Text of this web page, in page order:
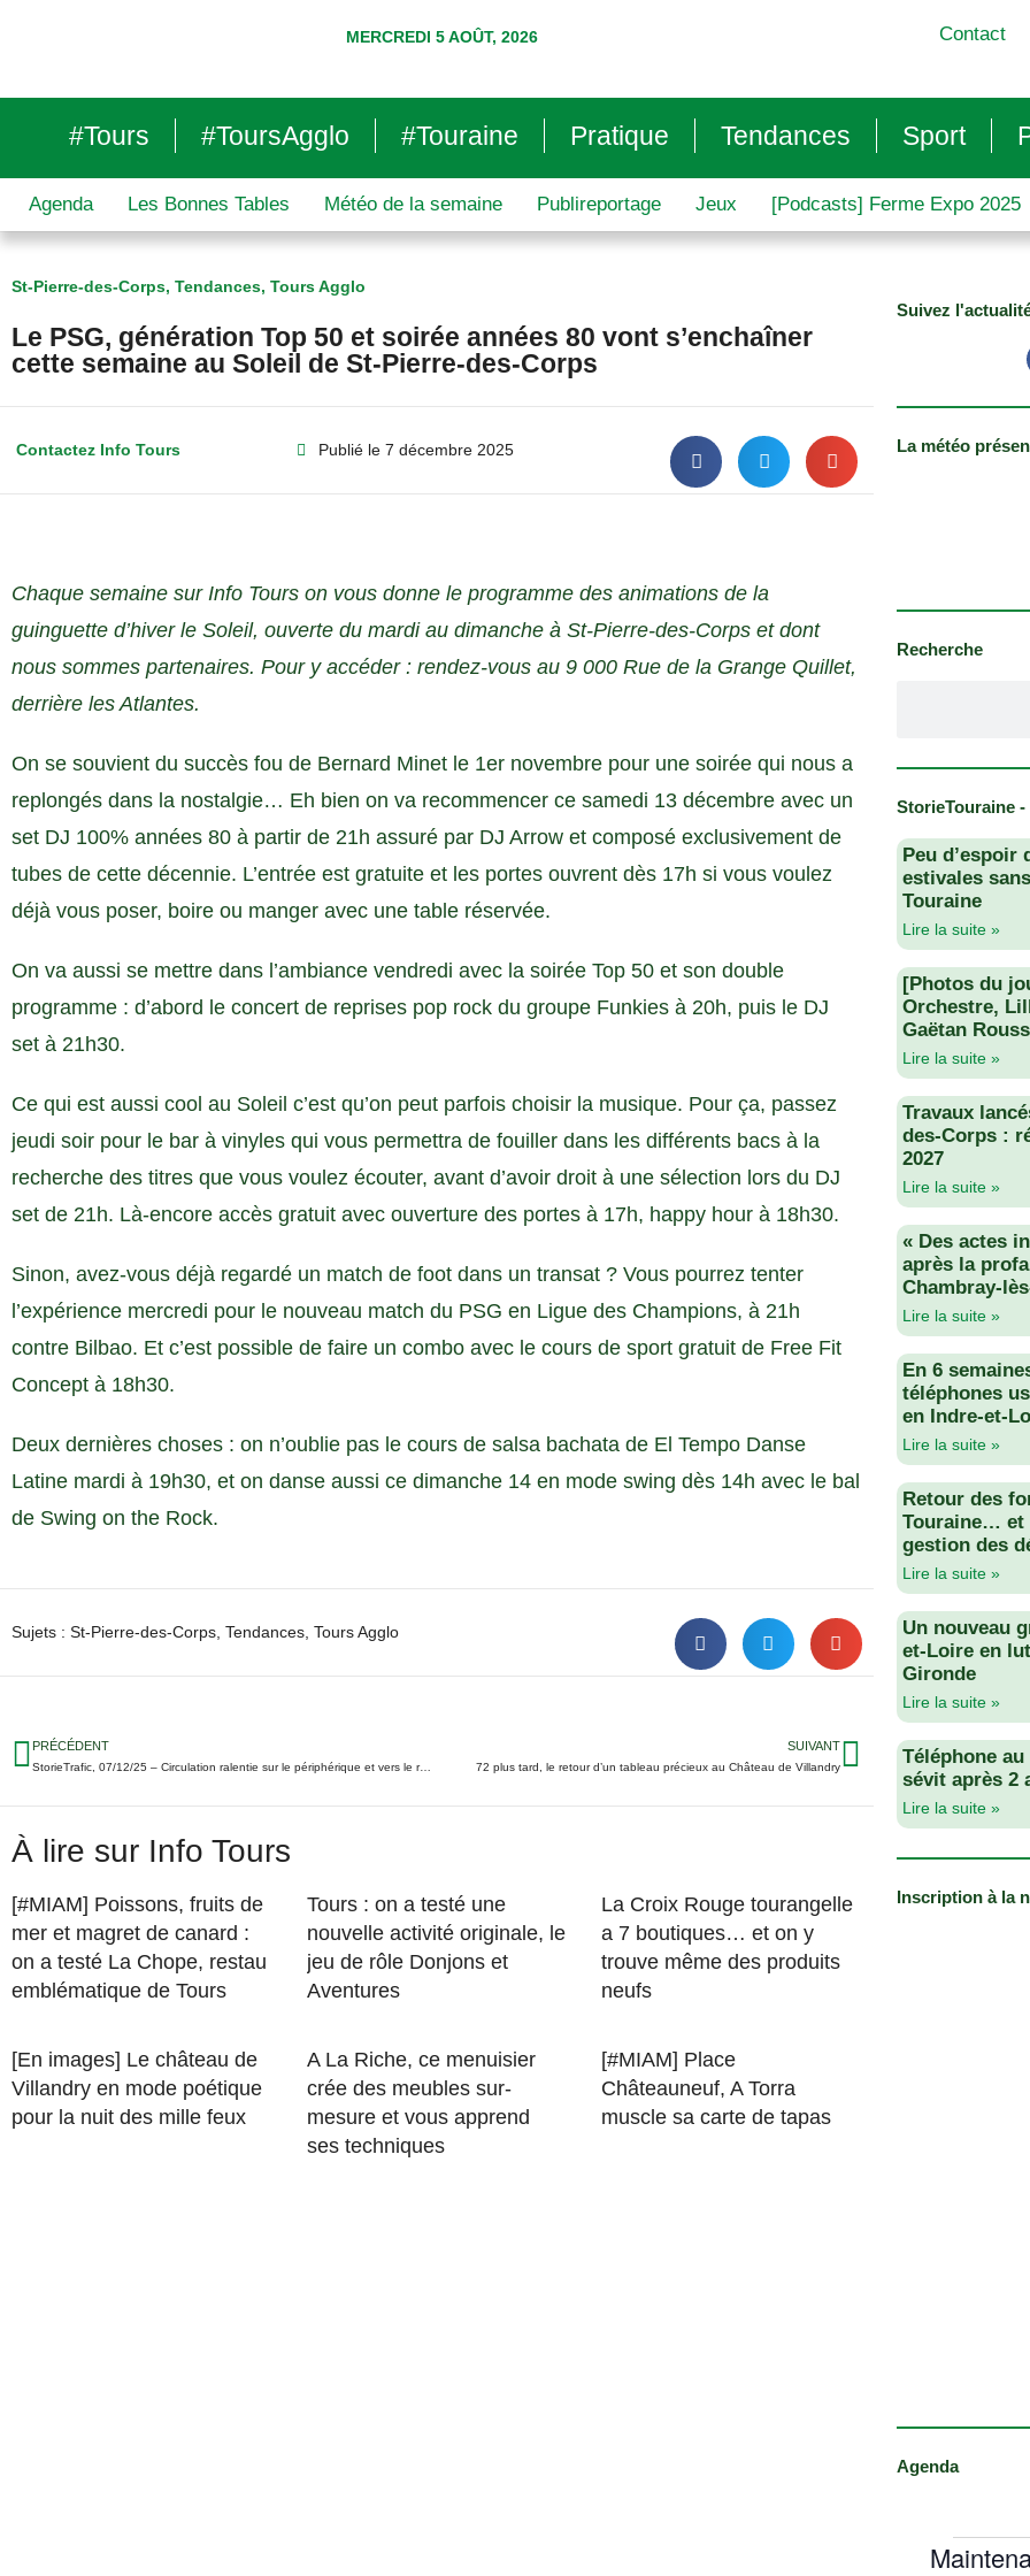
MERCREDI 5 AOÛT, 2026 Contact
#Tours #ToursAgglo #Touraine Pratique Tendances Sport
Agenda Les Bonnes Tables Météo de la semaine Publireportage Jeux [Podcasts] Ferme Expo 2025
St-Pierre-des-Corps, Tendances, Tours Agglo
Le PSG, génération Top 50 et soirée années 80 vont s’enchaîner
cette semaine au Soleil de St-Pierre-des-Corps
Contactez Info Tours Publié le 7 décembre 2025
Chaque semaine sur Info Tours on vous donne le programme des animations de la
guinguette d’hiver le Soleil, ouverte du mardi au dimanche à St-Pierre-des-Corps et dont
nous sommes partenaires. Pour y accéder : rendez-vous au 9 000 Rue de la Grange Quillet,
derrière les Atlantes.
On se souvient du succès fou de Bernard Minet le 1er novembre pour une soirée qui nous a
replongés dans la nostalgie… Eh bien on va recommencer ce samedi 13 décembre avec un
set DJ 100% années 80 à partir de 21h assuré par DJ Arrow et composé exclusivement de
tubes de cette décennie. L’entrée est gratuite et les portes ouvrent dès 17h si vous voulez
déjà vous poser, boire ou manger avec une table réservée.
On va aussi se mettre dans l’ambiance vendredi avec la soirée Top 50 et son double
programme : d’abord le concert de reprises pop rock du groupe Funkies à 20h, puis le DJ
set à 21h30.
Ce qui est aussi cool au Soleil c’est qu’on peut parfois choisir la musique. Pour ça, passez
jeudi soir pour le bar à vinyles qui vous permettra de fouiller dans les différents bacs à la
recherche des titres que vous voulez écouter, avant d’avoir droit à une sélection lors du DJ
set de 21h. Là-encore accès gratuit avec ouverture des portes à 17h, happy hour à 18h30.
Sinon, avez-vous déjà regardé un match de foot dans un transat ? Vous pourrez tenter
l’expérience mercredi pour le nouveau match du PSG en Ligue des Champions, à 21h
contre Bilbao. Et c’est possible de faire un combo avec le cours de sport gratuit de Free Fit
Concept à 18h30.
Deux dernières choses : on n’oublie pas le cours de salsa bachata de El Tempo Danse
Latine mardi à 19h30, et on danse aussi ce dimanche 14 en mode swing dès 14h avec le bal
de Swing on the Rock.
Sujets : St-Pierre-des-Corps Tendances Tours Agglo
PRÉCÉDENT
StorieTrafic, 07/12/25 – Circulation ralentie sur le périphérique et vers le rond-point de l’avion cette semaine
SUIVANT
72 plus tard, le retour d’un tableau précieux au Château de Villandry
À lire sur Info Tours
[#MIAM] Poissons, fruits de
mer et magret de canard :
on a testé La Chope, restau
emblématique de Tours
Tours : on a testé une
nouvelle activité originale, le
jeu de rôle Donjons et
Aventures
La Croix Rouge tourangelle
a 7 boutiques… et on y
trouve même des produits
neufs
[En images] Le château de
Villandry en mode poétique
pour la nuit des mille feux
A La Riche, ce menuisier
crée des meubles sur-
mesure et vous apprend
ses techniques
[#MIAM] Place
Châteauneuf, A Torra
muscle sa carte de tapas
Suivez
La météo
Recherche
StorieTouraine
Peu d’espoir
estivales
Touraine
Lire la suite »
[Photos du
Orchestre,
Gaëtan
Lire la suite »
Travaux
des-Corps :
2027
Lire la suite »
« Des actes
après la
Chambray-
Lire la suite »
En 6
téléphones
en Indre-et-
Lire la suite »
Retour des
Touraine… et
gestion des
Lire la suite »
Un nouveau
et-Loire en
Gironde
Lire la suite »
Téléphone
sévit après 2
Lire la suite »
Inscription à la
Agenda